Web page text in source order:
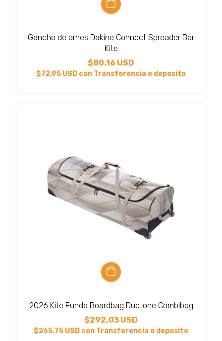
Gancho de arnes Dakine Connect Spreader Bar
Kite
$80.16 USD
$72.95 USD con Transferencia o deposito
2026 Kite Funda Boardbag Duotone Combibag
$292.03 USD
$265.75 USD con Transferencia o deposito